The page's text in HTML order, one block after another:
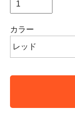
カラー